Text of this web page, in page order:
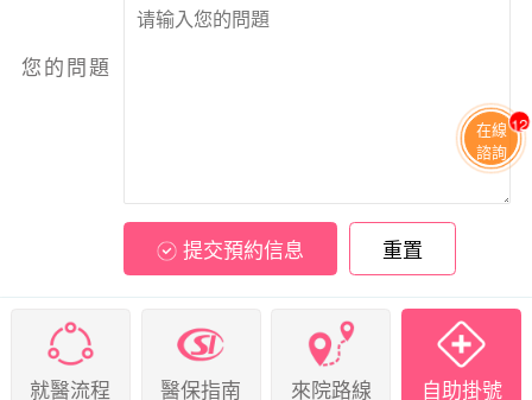
您的問題
提交預約信息 重置
就醫流程 醫保指南 來院路線 自助掛號
在線
諮詢
12